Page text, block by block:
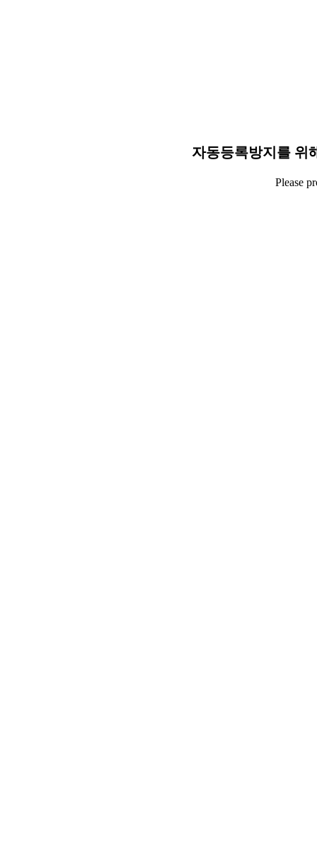
자동등록방지를 위
Please